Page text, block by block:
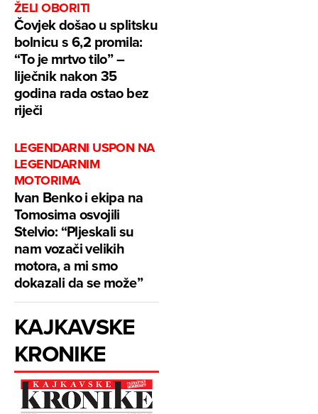
ŽELI OBORITI
Čovjek došao u splitsku
bolnicu s 6,2 promila:
“To je mrtvo tilo” –
liječnik nakon 35
godina rada ostao bez
riječi
LEGENDARNI USPON NA
LEGENDARNIM
MOTORIMA
Ivan Benko i ekipa na
Tomosima osvojili
Stelvio: “Pljeskali su
nam vozači velikih
motora, a mi smo
dokazali da se može”
KAJKAVSKE
KRONIKE